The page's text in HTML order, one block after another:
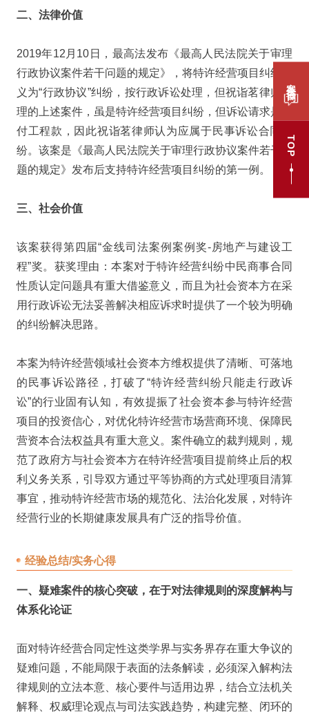
TOP
二、法律价值
2019年12月10日，最高法发布《最高人民法院关于审理
行政协议案件若干问题的规定》，将特许经营项目纠纷定
义为“行政协议”纠纷，按行政诉讼处理，但祝诣茗律师代
理的上述案件，虽是特许经营项目纠纷，但诉讼请求是支
付工程款，因此祝诣茗律师认为应属于民事诉讼合同纠
纷。该案是《最高人民法院关于审理行政协议案件若干问
题的规定》发布后支持特许经营项目纠纷的第一例。
三、社会价值
该案获得第四届“金线司法案例案例奖-房地产与建设工
程”奖。获奖理由：本案对于特许经营纠纷中民商事合同
性质认定问题具有重大借鉴意义，而且为社会资本方在采
用行政诉讼无法妥善解决相应诉求时提供了一个较为明确
的纠纷解决思路。
本案为特许经营领域社会资本方维权提供了清晰、可落地
的民事诉讼路径，打破了“特许经营纠纷只能走行政诉
讼”的行业固有认知，有效提振了社会资本参与特许经营
项目的投资信心，对优化特许经营市场营商环境、保障民
营资本合法权益具有重大意义。案件确立的裁判规则，规
范了政府方与社会资本方在特许经营项目提前终止后的权
利义务关系，引导双方通过平等协商的方式处理项目清算
事宜，推动特许经营市场的规范化、法治化发展，对特许
经营行业的长期健康发展具有广泛的指导价值。
经验总结/实务心得
一、疑难案件的核心突破，在于对法律规则的深度解构与
体系化论证
面对特许经营合同定性这类学界与实务界存在重大争议的
疑难问题，不能局限于表面的法条解读，必须深入解构法
律规则的立法本意、核心要件与适用边界，结合立法机关
解释、权威理论观点与司法实践趋势，构建完整、闭环的